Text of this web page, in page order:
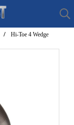
Hi-Toe 4 Wedge